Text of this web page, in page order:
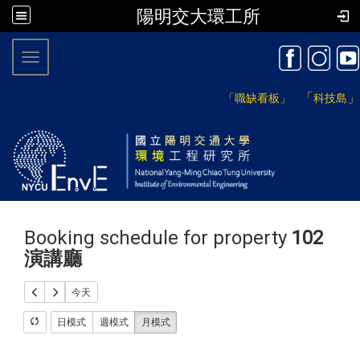
陽明交大環工所
「職缺看板」 「科技島 」
Toggle navigation
Booking schedule for property 102
演講廳
今天
日模式 週模式 月模式